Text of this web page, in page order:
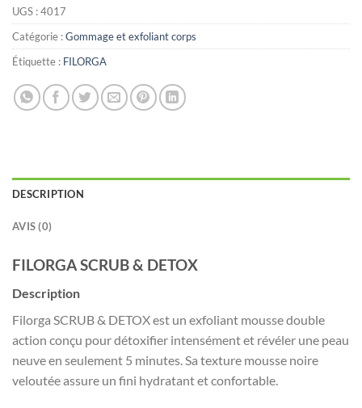
UGS :4017
Catégorie :Gommage et exfoliant corps
Étiquette : FILORGA
DESCRIPTION
AVIS (0)
FILORGA SCRUB & DETOX
Description
Filorga SCRUB & DETOX est un exfoliant mousse double
action conçu pour détoxifier intensément et révéler une peau
neuve en seulement 5 minutes. Sa texture mousse noire
veloutée assure un fini hydratant et confortable.